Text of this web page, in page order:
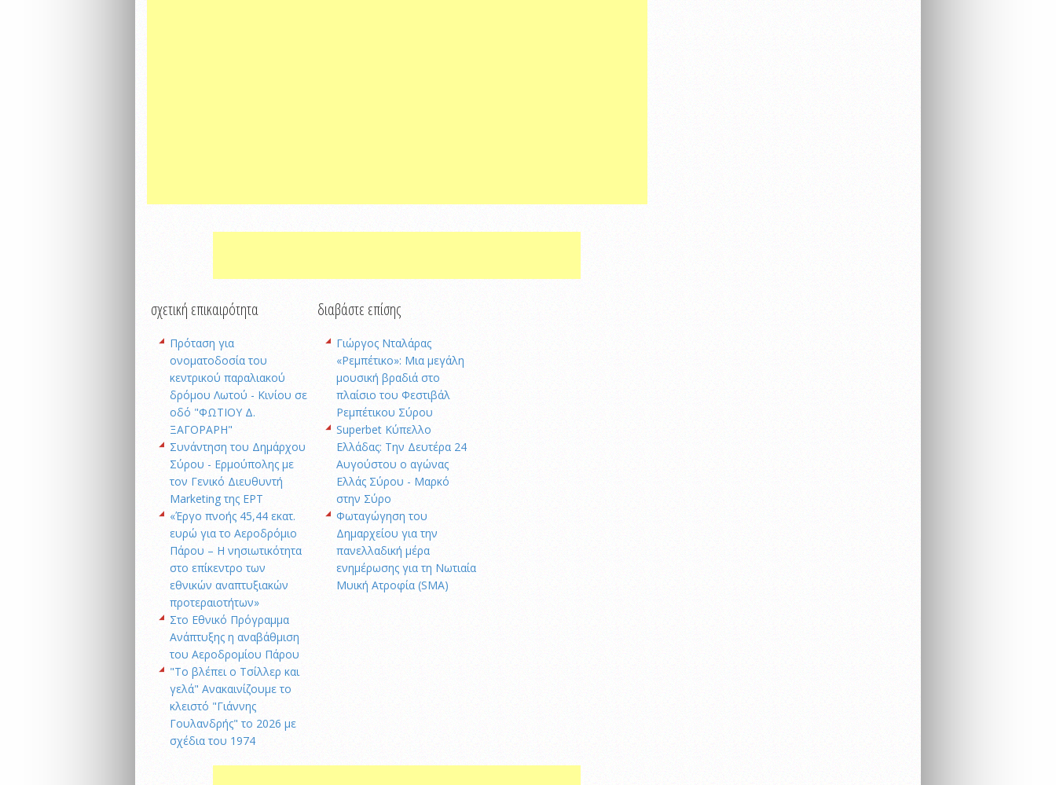
σχετική επικαιρότητα
Πρόταση για
ονοματοδοσία του
κεντρικού παραλιακού
δρόμου Λωτού - Κινίου σε
οδό "ΦΩΤΙΟΥ Δ.
ΞΑΓΟΡΑΡΗ"
Συνάντηση του Δημάρχου
Σύρου - Ερμούπολης με
τον Γενικό Διευθυντή
Marketing της ΕΡΤ
«Έργο πνοής 45,44 εκατ.
ευρώ για το Αεροδρόμιο
Πάρου – Η νησιωτικότητα
στο επίκεντρο των
εθνικών αναπτυξιακών
προτεραιοτήτων»
Στο Εθνικό Πρόγραμμα
Ανάπτυξης η αναβάθμιση
του Αεροδρομίου Πάρου
"Το βλέπει ο Τσίλλερ και
γελά" Ανακαινίζουμε το
κλειστό "Γιάννης
Γουλανδρής" το 2026 με
σχέδια του 1974
διαβάστε επίσης
Γιώργος Νταλάρας
«Ρεμπέτικο»: Μια μεγάλη
μουσική βραδιά στο
πλαίσιο του Φεστιβάλ
Ρεμπέτικου Σύρου
Superbet Κύπελλο
Ελλάδας: Την Δευτέρα 24
Αυγούστου ο αγώνας
Ελλάς Σύρου - Μαρκό
στην Σύρο
Φωταγώγηση του
Δημαρχείου για την
πανελλαδική μέρα
ενημέρωσης για τη Νωτιαία
Μυική Ατροφία (SMA)